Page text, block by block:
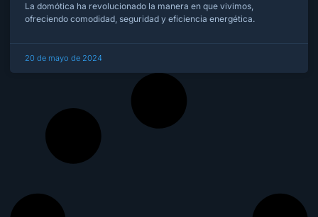
La domótica ha revolucionado la manera en que vivimos,
ofreciendo comodidad, seguridad y eficiencia energética.
20 de mayo de 2024